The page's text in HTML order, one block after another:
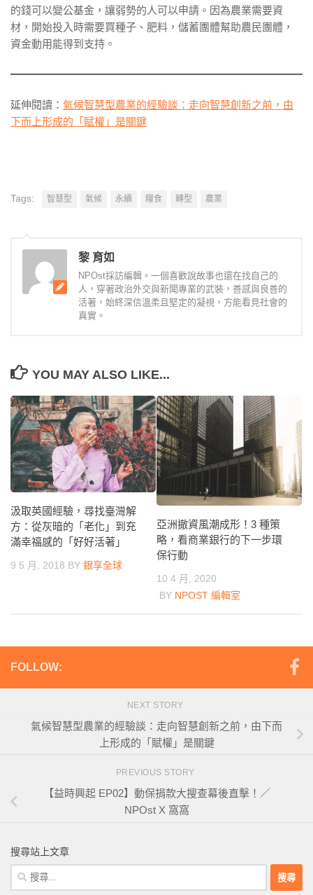
的錢可以變公基金，讓弱勢的人可以申請。因為農業需要資
材，開始投入時需要買種子、肥料，儲蓄團體幫助農民團體，
資金動用能得到支持。
延伸閱讀： 氣候智慧型農業的經驗談：走向智慧創新之前，由
下而上形成的「賦權」是關鍵
Tags: 智慧型 氣候 永續 糧食 轉型 農業
黎 育如
NPOst採訪編輯。一個喜歡說故事也還在找自己的
人，穿著政治外交與新聞專業的武裝，善感與良善的
活著，始終深信溫柔且堅定的凝視，方能看見社會的
真實。
YOU MAY ALSO LIKE...
汲取英國經驗，尋找臺灣解
方：從灰暗的「老化」到充
滿幸福感的「好好活著」
9 5 月, 2018 BY 銀享全球
亞洲撤資風潮成形！3 種策
略，看商業銀行的下一步環
保行動
10 4 月, 2020
BY NPOST 編輯室
FOLLOW:
NEXT STORY
氣候智慧型農業的經驗談：走向智慧創新之前，由下而
上形成的「賦權」是關鍵
PREVIOUS STORY
【益時興起 EP02】動保捐款大搜查幕後直擊！／
NPOst X 窩窩
搜尋站上文章
搜
尋